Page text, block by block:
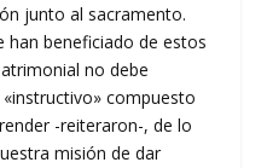
junto al sacramento.
han beneficiado de estos
no debe
compuesto
-reiteraron-, de lo
misión de dar